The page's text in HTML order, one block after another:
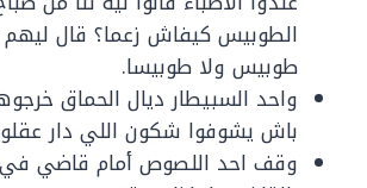
الطوبيس كيفاش زعما؟ قال
طوبيس ولا طوبيسا.
واحد السبيطار ديال الحماق
باش يشوفوا شكون اللي دار
وقف احد اللصوص أمام قاضي